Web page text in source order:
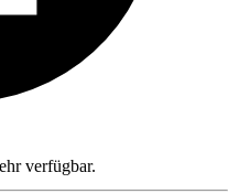
verfügbar.